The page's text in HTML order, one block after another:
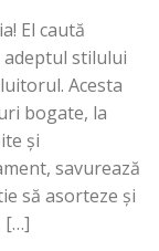
El caută
adeptul stilului
Acesta
bogate, la
și
savurează
să asorteze și
[…]